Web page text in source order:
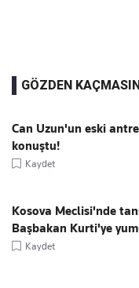
GÖZDEN KAÇMASIN
Can Uzun'un eski
konuştu!
Kaydet
Kosova Meclisi'nde
Başbakan Kurti'ye
Kaydet